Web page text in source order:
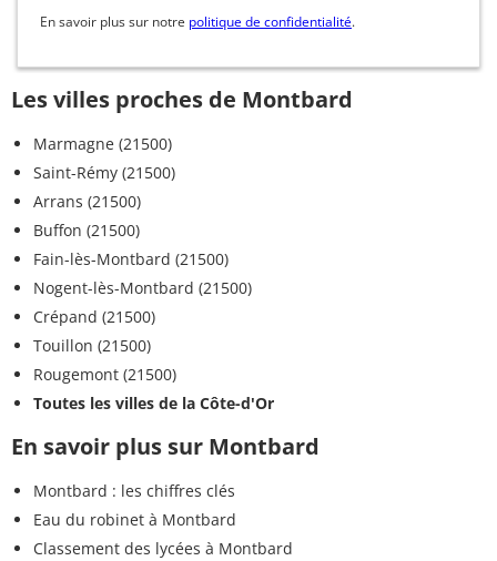
En savoir plus sur notre politique de confidentialité.
Les villes proches de Montbard
Marmagne (21500)
Saint-Rémy (21500)
Arrans (21500)
Buffon (21500)
Fain-lès-Montbard (21500)
Nogent-lès-Montbard (21500)
Crépand (21500)
Touillon (21500)
Rougemont (21500)
Toutes les villes de la Côte-d'Or
En savoir plus sur Montbard
Montbard : les chiffres clés
Eau du robinet à Montbard
Classement des lycées à Montbard